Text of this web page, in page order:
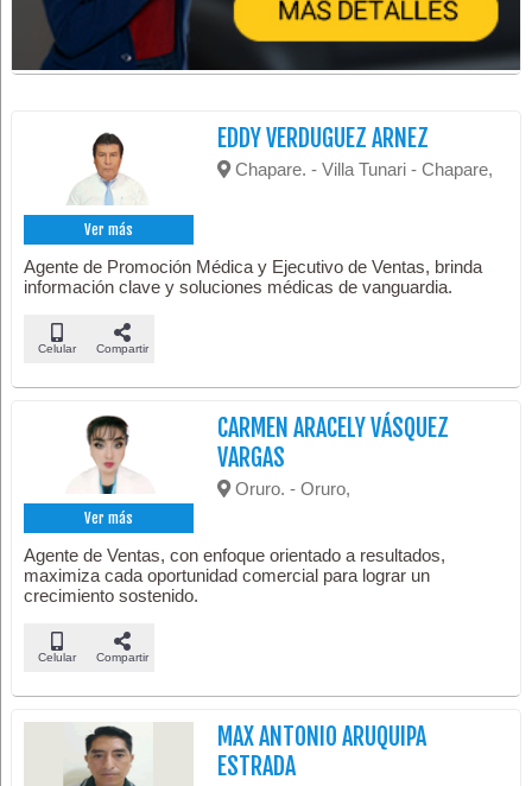
Ver más
EDDY VERDUGUEZ ARNEZ
Chapare. - Villa Tunari - Chapare,
Agente de Promoción Médica y Ejecutivo de Ventas, brinda
información clave y soluciones médicas de vanguardia.
Celular Compartir
Ver más
CARMEN ARACELY VÁSQUEZ
VARGAS
Oruro. - Oruro,
Agente de Ventas, con enfoque orientado a resultados,
maximiza cada oportunidad comercial para lograr un
crecimiento sostenido.
Celular Compartir
MAX ANTONIO ARUQUIPA
ESTRADA